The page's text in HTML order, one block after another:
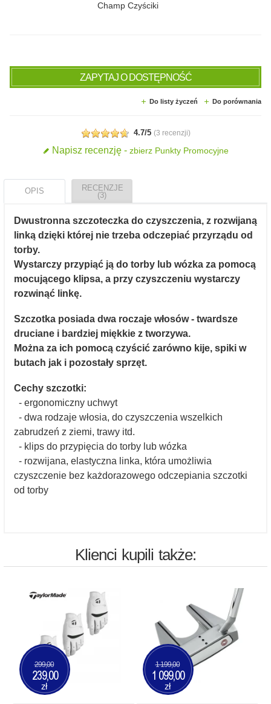
Champ Czyściki
ZAPYTAJ O DOSTĘPNOŚĆ
Do listy życzeń Do porównania
4.7/5 (3 recenzji)
Napisz recenzję - zbierz Punkty Promocyjne
OPIS
RECENZJE
(3)
Dwustronna szczoteczka do czyszczenia, z rozwijaną
linką dzięki której nie trzeba odczepiać przyrządu od
torby.
Wystarczy przypiąć ją do torby lub wózka za pomocą
mocującego klipsa, a przy czyszczeniu wystarczy
rozwinąć linkę.
Szczotka posiada dwa roczaje włosów - twardsze
druciane i bardziej miękkie z tworzywa.
Można za ich pomocą czyścić zarówno kije, spiki w
butach jak i pozostały sprzęt.
Cechy szczotki:
- ergonomiczny uchwyt
- dwa rodzaje włosia, do czyszczenia wszelkich
zabrudzeń z ziemi, trawy itd.
- klips do przypięcia do torby lub wózka
- rozwijana, elastyczna linka, która umożliwia
czyszczenie bez każdorazowego odczepiania szczotki
od torby
Klienci kupili także:
299,00
239,00
zł
1 199,00
1 099,00
zł